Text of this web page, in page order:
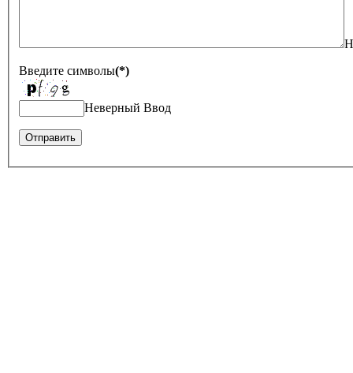
Введите символы(*)
Неверный Ввод